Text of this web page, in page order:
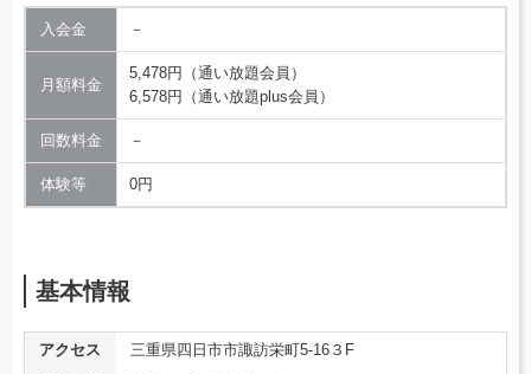
入会金 －
月額料金
5,478円（通い放題会員）
6,578円（通い放題plus会員）
回数料金 －
体験等 0円
基本情報
アクセス
三重県四日市市諏訪栄町5-16３F